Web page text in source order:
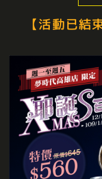
【活動已結